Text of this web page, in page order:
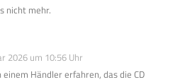
nicht mehr.
2026 um 10:56 Uhr
einem Händler erfahren, das die CD